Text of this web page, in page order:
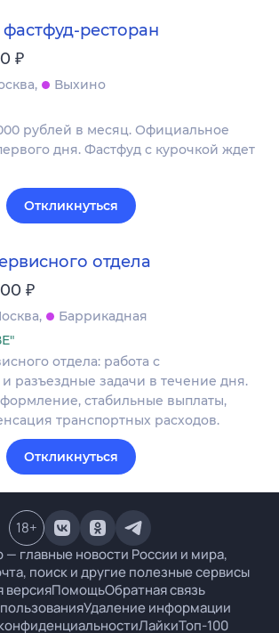
ресторан
₽
Выхино
рублей в месяц. Официальное
дня. Фастфуд с курочкой ждет
Откликнуться
отдела
₽
Баррикадная
отдела: работа с
разъездные задачи в течение дня.
стабильные выплаты,
транспортных расходов.
Откликнуться
главные новости России и мира,
поиск и другие полезные сервисы
версияПомощьОбратная связь
Удаление информации
ЛайкиТоп-100
18+